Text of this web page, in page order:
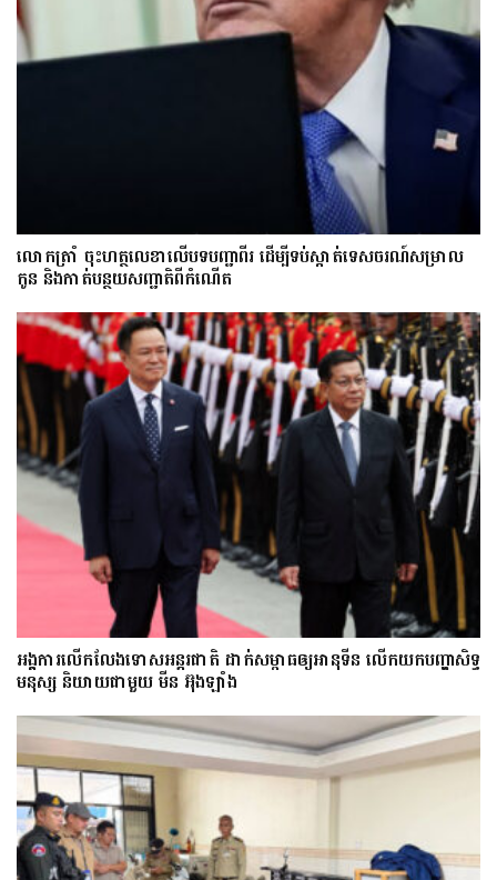
លោក​ត្រាំ ចុះហត្ថលេខាលើបទបញ្ជាពីរ ដើម្បីទប់ស្កាត់ទេស​ចរណ៍សម្រាល
កូន និងកាត់បន្ថយសញ្ជាតិពីកំណើត
អង្គការលើកលែងទោសអន្តរជាតិ ដាក់សម្ពាធឲ្យអានុទីន លើកយកបញ្ហាសិទ្ធ
មនុស្ស និយាយជាមួយ មីន អ៊ុងឡាំង